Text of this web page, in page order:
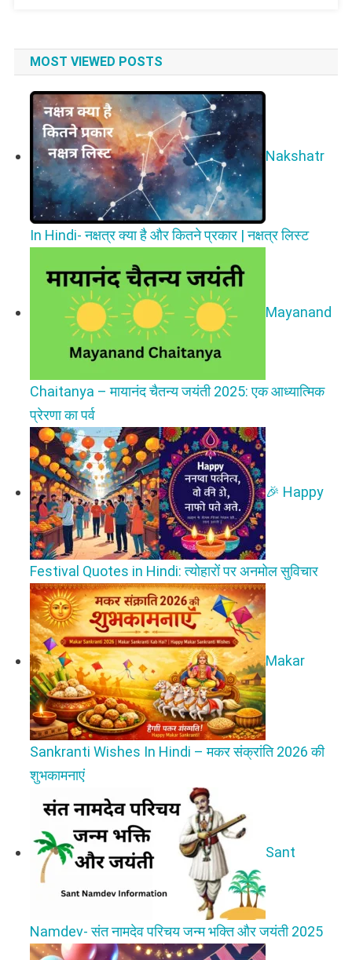
MOST VIEWED POSTS
Nakshatr
In Hindi- नक्षत्र क्या है और कितने प्रकार | नक्षत्र लिस्ट
Mayanand
Chaitanya – मायानंद चैतन्य जयंती 2025: एक आध्यात्मिक
प्रेरणा का पर्व
🎉 Happy
Festival Quotes in Hindi: त्योहारों पर अनमोल सुविचार
Makar
Sankranti Wishes In Hindi – मकर संक्रांति 2026 की
शुभकामनाएं
Sant
Namdev- संत नामदेव परिचय जन्म भक्ति और जयंती 2025